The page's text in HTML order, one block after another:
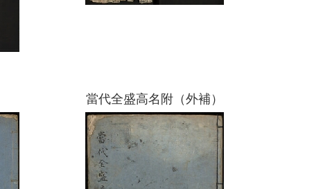
當代全盛高名附（外補）